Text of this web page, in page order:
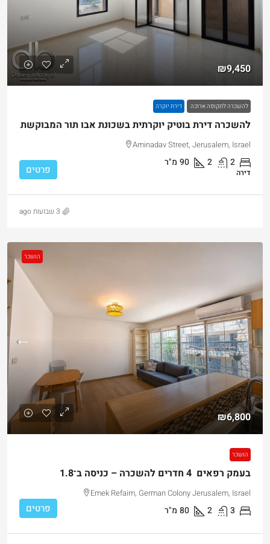
₪9,450
להשכרה לתקופה ארוכה דירת יוקרה
להשכרה דירת בוטיק יוקרתית בשכונת אבו תור המבוקשת
Aminadav Street, Jerusalem, Israel
2
2
90 מ"ר
דירה פרטים
3 שבועות ago
הושכר
₪6,800
הושכר
בעמק רפאים 4 חדרים להשכרה – כניסה ב־1.8
Emek Refaim, German Colony Jerusalem, Israel
3
2
80 מ"ר פרטים